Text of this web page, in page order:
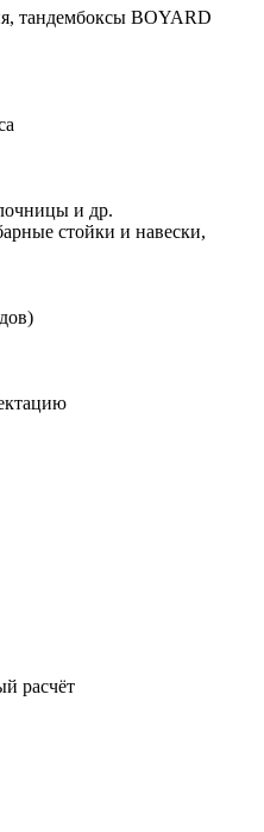
тандембоксы BOYARD
и др.
стойки и навески,
расчёт